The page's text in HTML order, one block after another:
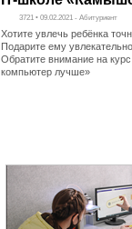
3721 • 09.02.2021 - Абитуриент
Хотите увлечь ребёнка
Подарите ему
Обратите внимание на
компьютер лучше»